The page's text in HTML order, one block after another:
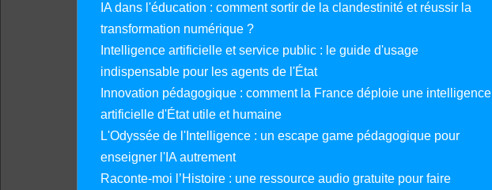
IA dans l'éducation : comment sortir de la clandestinité et réussir la
transformation numérique ?
Intelligence artificielle et service public : le guide d'usage
indispensable pour les agents de l'État
Innovation pédagogique : comment la France déploie une intelligence
artificielle d'État utile et humaine
L'Odyssée de l'Intelligence : un escape game pédagogique pour
enseigner l'IA autrement
Raconte-moi l’Histoire : une ressource audio gratuite pour faire